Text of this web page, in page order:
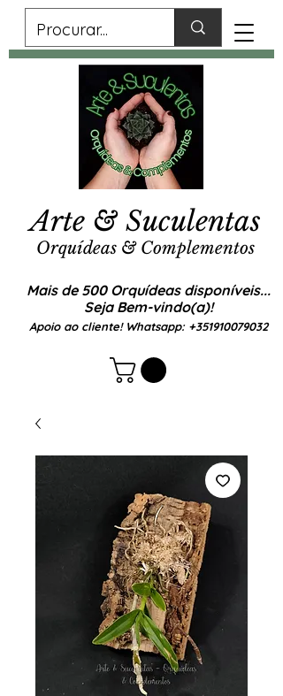
Mais de 500 Orquídeas disponíveis...
Seja Bem-vindo(a)!
Apoio ao cliente! Whatsapp: +351910079032
Arte & Suculentas
Orquídeas & Complementos